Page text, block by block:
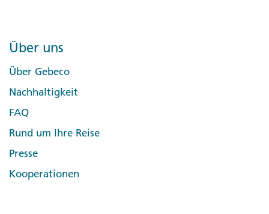
Über uns
Über Gebeco
Nachhaltigkeit
FAQ
Rund um Ihre Reise
Presse
Kooperationen